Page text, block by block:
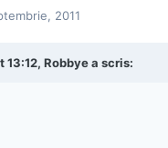
2011
13:12, Robbye a scris: